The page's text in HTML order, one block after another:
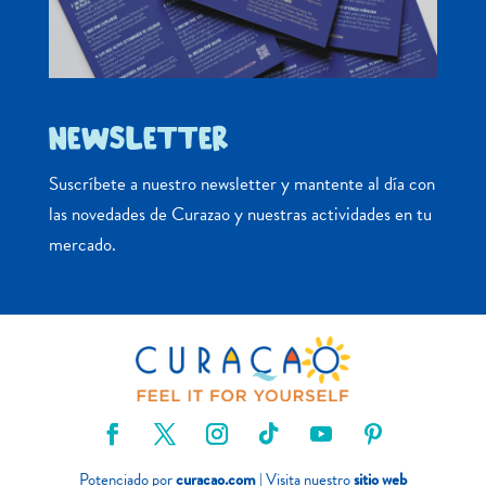
NEWSLETTER
Suscríbete a nuestro newsletter y mantente al día con
las novedades de Curazao y nuestras actividades en tu
mercado.
Potenciado porcuracao.com| Visita nuestrositio web